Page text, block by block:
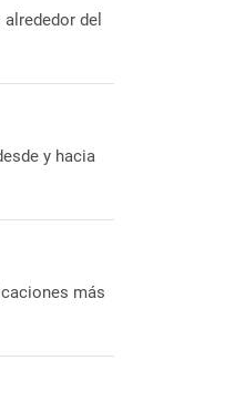
del
y hacia
más